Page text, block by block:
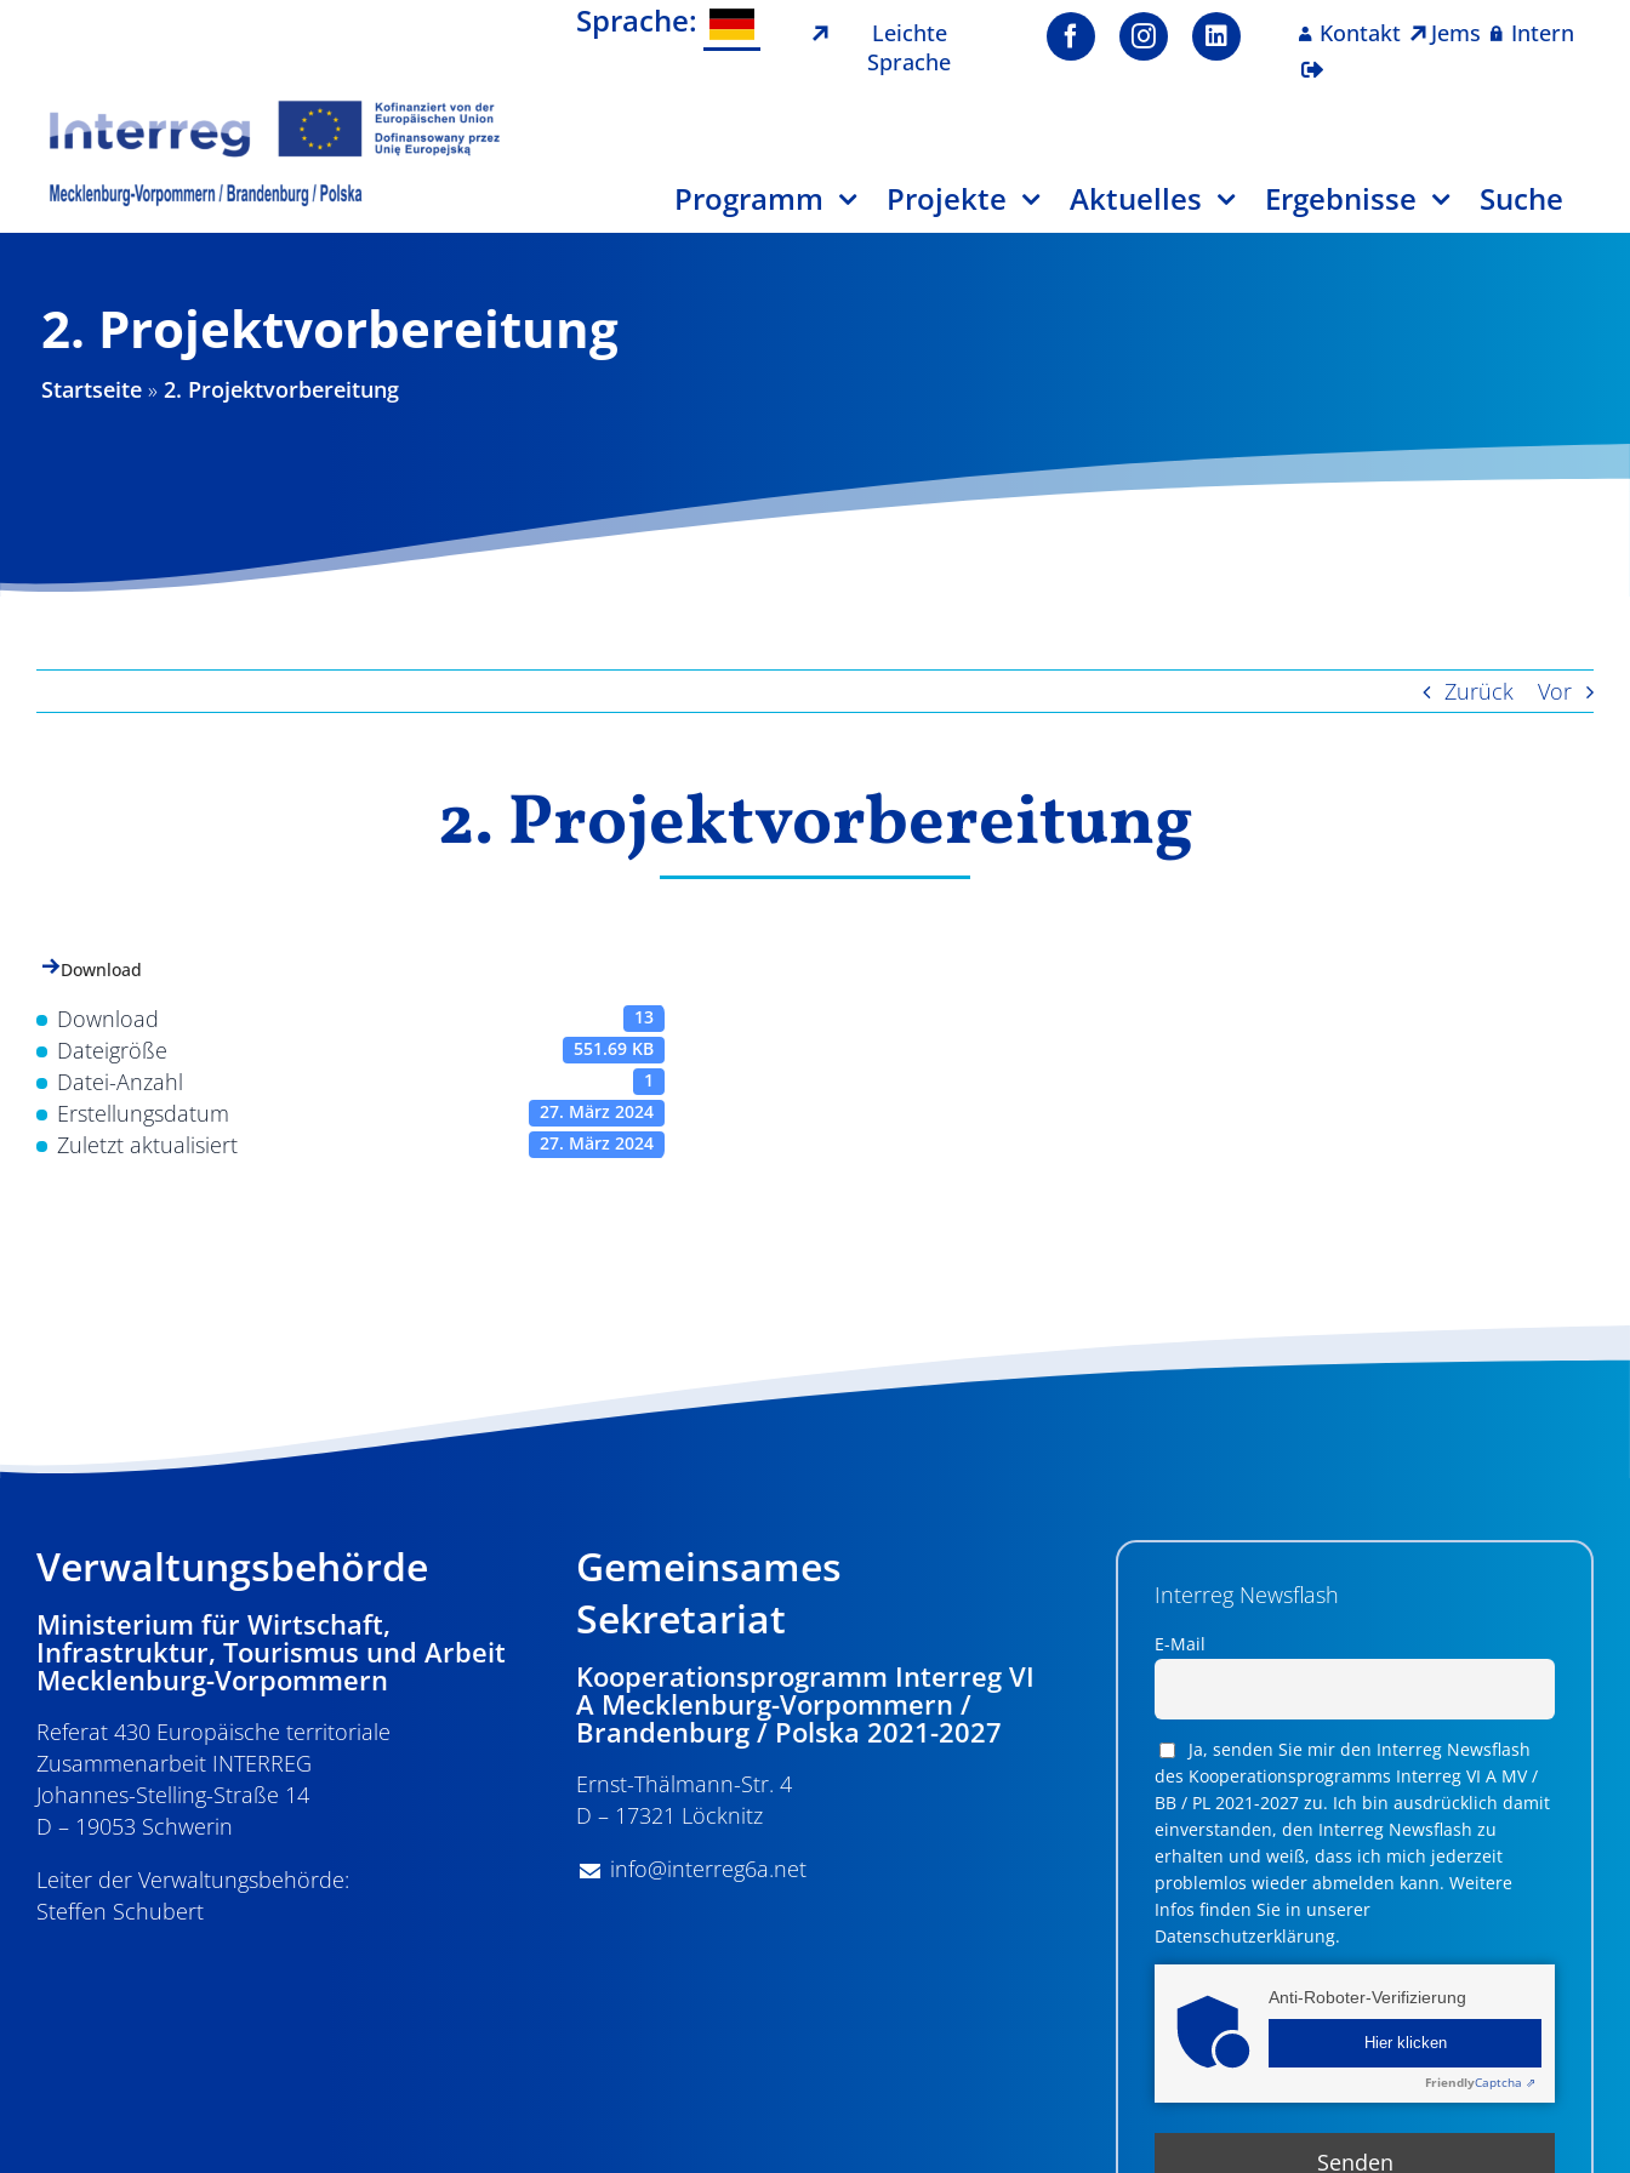
Sprache:
Leichte
Sprache
Kontakt Jems Intern
Programm Projekte Aktuelles Ergebnisse Suche
2. Projektvorbereitung
Startseite »2. Projektvorbereitung
Zurück Vor
2. Projektvorbereitung
Download
Download 13
Dateigröße 551.69 KB
Datei-Anzahl 1
Erstellungsdatum 27. März 2024
Zuletzt aktualisiert 27. März 2024
Verwaltungsbehörde
Ministerium für Wirtschaft,
Infrastruktur, Tourismus und Arbeit
Mecklenburg-Vorpommern
Referat 430 Europäische territoriale
Zusammenarbeit INTERREG
Johannes-Stelling-Straße 14
D – 19053 Schwerin
Leiter der Verwaltungsbehörde:
Steffen Schubert
Gemeinsames
Sekretariat
Kooperationsprogramm Interreg VI
A Mecklenburg-Vorpommern /
Brandenburg / Polska 2021-2027
Ernst-Thälmann-Str. 4
D – 17321 Löcknitz
info@interreg6a.net
Interreg Newsflash
E-Mail
Ja, senden Sie mir den Interreg Newsflash
des Kooperationsprogramms Interreg VI A MV /
BB / PL 2021-2027 zu. Ich bin ausdrücklich damit
einverstanden, den Interreg Newsflash zu
erhalten und weiß, dass ich mich jederzeit
problemlos wieder abmelden kann. Weitere
Infos finden Sie in unserer
Datenschutzerklärung.
Anti-Roboter-Verifizierung
Hier klicken
FriendlyCaptcha ⇗